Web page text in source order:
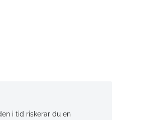
i tid riskerar du en